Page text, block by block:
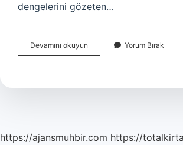
dengelerini gözeten…
Devamını okuyun
Hekim
Yorum Bırak
https://ajansmuhbir.com https://